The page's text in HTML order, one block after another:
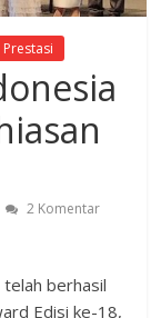
Prestasi
2 Komentar
telah berhasil
Edisi ke-18,